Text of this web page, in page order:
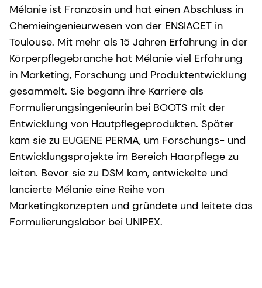
Mélanie ist Französin und hat einen Abschluss in
Chemieingenieurwesen von der ENSIACET in
Toulouse. Mit mehr als 15 Jahren Erfahrung in der
Körperpflegebranche hat Mélanie viel Erfahrung
in Marketing, Forschung und Produktentwicklung
gesammelt. Sie begann ihre Karriere als
Formulierungsingenieurin bei BOOTS mit der
Entwicklung von Hautpflegeprodukten. Später
kam sie zu EUGENE PERMA, um Forschungs- und
Entwicklungsprojekte im Bereich Haarpflege zu
leiten. Bevor sie zu DSM kam, entwickelte und
lancierte Mélanie eine Reihe von
Marketingkonzepten und gründete und leitete das
Formulierungslabor bei UNIPEX.